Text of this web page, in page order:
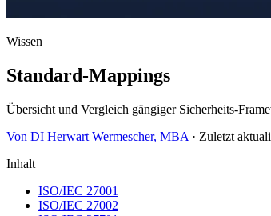
Wissen
Standard-Mappings
Übersicht und Vergleich gängiger Sicherheits-
Von DI Herwart Wermescher, MBA · Zuletzt
Inhalt
ISO/IEC 27001
ISO/IEC 27002